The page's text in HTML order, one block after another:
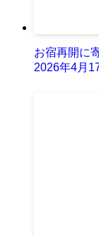
お宿再開に
2026年4月